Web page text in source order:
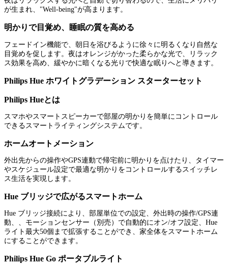
が生まれ、"Well-being"が高まります。
明かりで目覚め、睡眠の質を高める
フェードイン機能で、朝日を浴びるように徐々に明るくなり自然な
目覚めを促します。夜はオレンジがかった柔らかな光で、リラック
ス効果を高め、緩やかに暗くなる光りで快適な眠りへと導きます。
Philips Hue ホワイトグラデーション スターターセット
Philips Hueとは
スマホやスマートスピーカーで部屋の明かりを簡単にコントロール
できるスマートライティングシステムです。
ホームオートメーション
外出先からの操作やGPS連動で帰宅前に明かりを点けたり、タイマー
やスケジュール設定で最適な明かりをコントロールするスイッチレ
ス生活を実現します。
Hue ブリッジで広がるスマートホーム
Hue ブリッジ接続により、部屋単位での設定、外出時の操作/GPS連
動、、モーションセンサー（別売）で自動的にオン/オフ設定、Hue
ライト最大50個まで拡張することができ、家全体をスマートホーム
にすることができます。
Philips Hue Go ポータブルライト